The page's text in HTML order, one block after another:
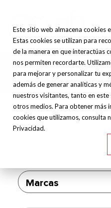
Este sitio web almacena cookies
Estas cookies se utilizan para
de la manera en que interactúas
nos permiten recordarte.
para mejorar y personalizar tu
además de generar analíticas y
nuestros visitantes, tanto en
otros medios. Para obtener más
cookies que utilizamos, consulta
Privacidad.
Para maquinado de piezas
la facilidad de maquinarlas
equipadas con un husillo
distancias para piezas de
automotriz y de energía, así
Marcas